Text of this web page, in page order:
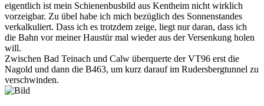
eigentlich ist mein Schienenbusbild aus Kentheim nicht wirklich
vorzeigbar. Zu übel habe ich mich bezüglich des Sonnenstandes
verkalkuliert. Dass ich es trotzdem zeige, liegt nur daran, dass ich
die Bahn vor meiner Haustür mal wieder aus der Versenkung holen
will.
Zwischen Bad Teinach und Calw überquerte der VT96 erst die
Nagold und dann die B463, um kurz darauf im Rudersbergtunnel zu
verschwinden.